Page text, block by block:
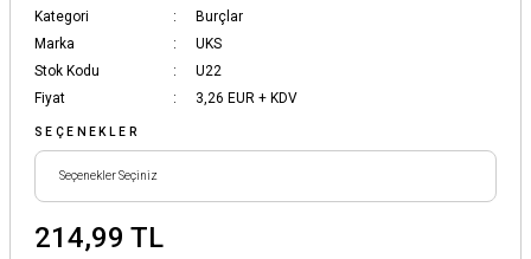
Kategori
Burçlar
Marka
UKS
Stok Kodu
U22
Fiyat
3,26 EUR + KDV
SEÇENEKLER
214,99 TL